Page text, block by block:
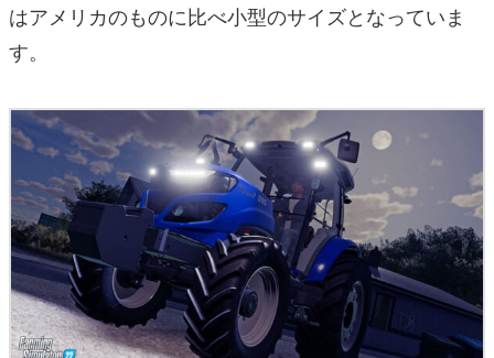
はアメリカのものに比べ小型のサイズとなっていま
す。